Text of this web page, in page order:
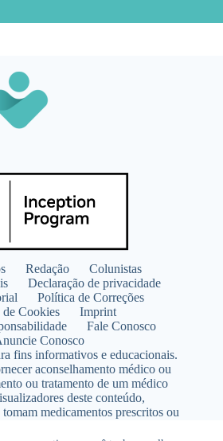
Redação
Colunistas
Declaração de privacidade
Política de Correções
Cookies
Imprint
Fale Conosco
Conosco
fins informativos e educacionais.
aconselhamento médico ou
ou tratamento de um médico
deste conteúdo,
medicamentos prescritos ou